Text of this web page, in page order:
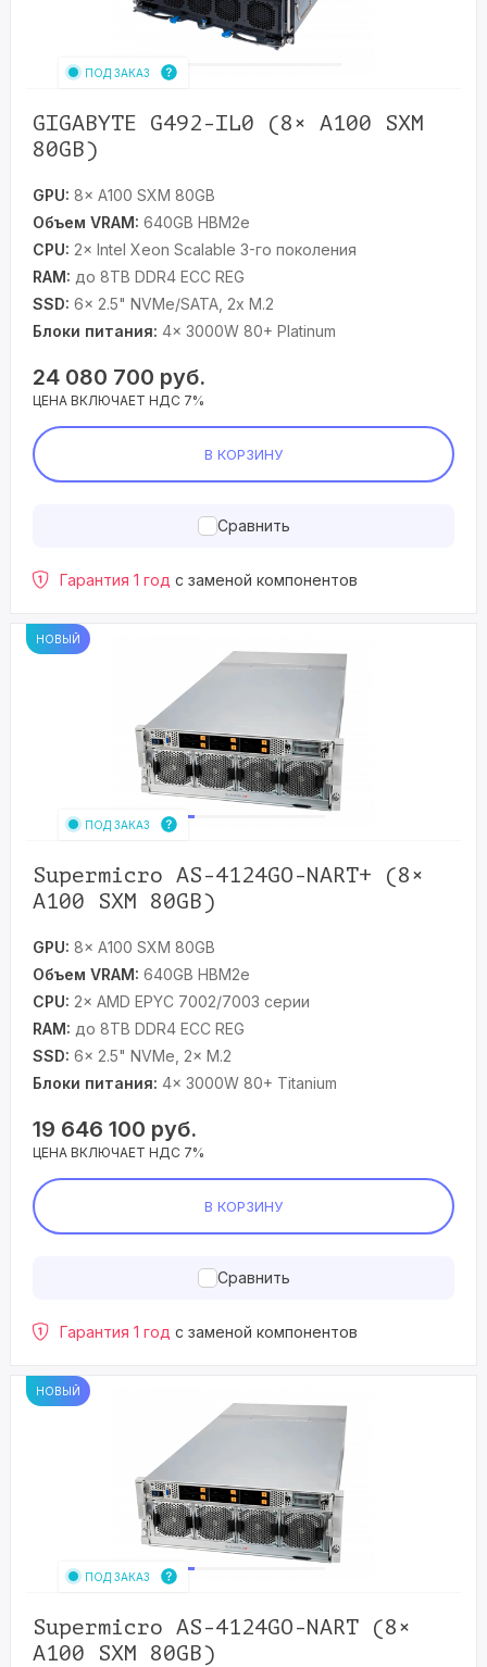
ПОД ЗАКАЗ
GIGABYTE G492-IL0 (8× A100 SXM
80GB)
GPU: 8× A100 SXM 80GB
Объем VRAM: 640GB HBM2e
CPU: 2× Intel Xeon Scalable 3-го поколения
RAM: до 8TB DDR4 ECC REG
SSD: 6x 2.5" NVMe/SATA, 2x M.2
Блоки питания: 4× 3000W 80+ Platinum
24 080 700 руб.
ЦЕНА ВКЛЮЧАЕТ НДС 7%
В КОРЗИНУ
Сравнить
Гарантия 1 год с заменой компонентов
НОВЫЙ
ПОД ЗАКАЗ
Supermicro AS-4124GO-NART+ (8×
A100 SXM 80GB)
GPU: 8× A100 SXM 80GB
Объем VRAM: 640GB HBM2e
CPU: 2× AMD EPYC 7002/7003 серии
RAM: до 8TB DDR4 ECC REG
SSD: 6× 2.5" NVMe, 2× M.2
Блоки питания: 4× 3000W 80+ Titanium
19 646 100 руб.
ЦЕНА ВКЛЮЧАЕТ НДС 7%
В КОРЗИНУ
Сравнить
Гарантия 1 год с заменой компонентов
НОВЫЙ
ПОД ЗАКАЗ
Supermicro AS-4124GO-NART (8×
A100 SXM 80GB)